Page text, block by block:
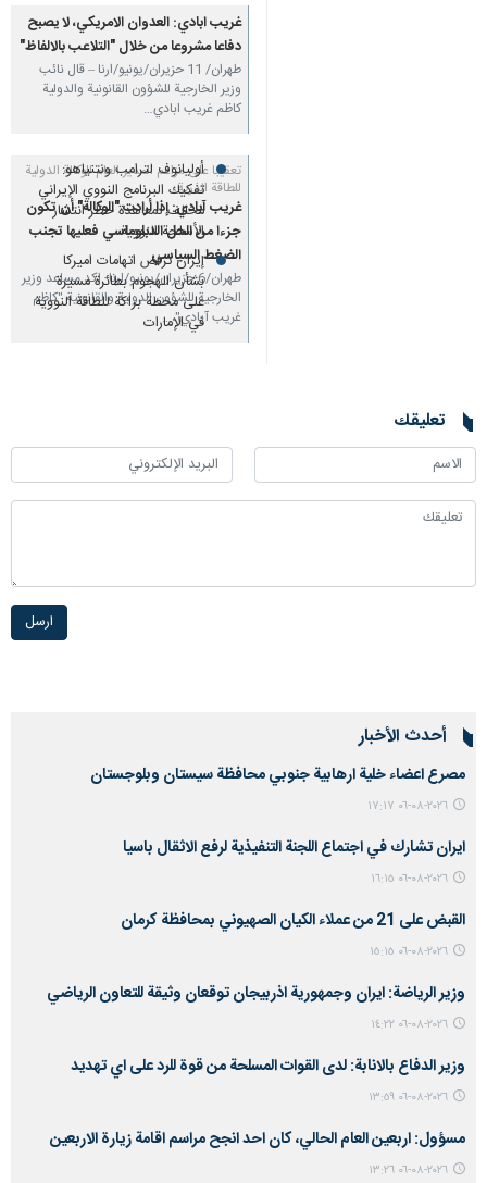
غريب ابادي: العدوان الامريكي، لا يصبح
دفاعا مشروعا من خلال "التلاعب بالالفاظ"
طهران/ 11 حزيران/يونيو/ارنا – قال نائب
وزير الخارجية للشؤون القانونية والدولية
كاظم غريب ابادي…
تعقيبا على مزاعم المدير العام للوكالة الدولية
للطاقة الذرية؛
غريب آبادي: إذا أرادت "الوكالة" أن تكون
جزءا من الحل الدبلوماسي فعليها تجنب
الضغط السياسي
طهران/6 حزيران/يونيو/ارنا- اكد مساعد وزير
الخارجية للشؤون الدولية والقانونية "كاظم
غريب‌ آبادي"،…
النووية يُطبع الهجمات على
المنشآت النووية
سفراء إيران والصين وروسيا
يجرون مشاورات مع غروسي
قبيل اجتماع مجلس
أوليانوف لترامب ونتنياهو:
تفكيك البرنامج النووي الإيراني
مخالف لمعاهدة حظر انتشار
الأسلحة النووية
إيران ترفض اتهامات اميركا
بشأن الهجوم بطائرة مسيرة
على محطة براكة للطاقة النووية
في الإمارات
تعليقك
ارسل
أحدث الأخبار
مصرع اعضاء خلية ارهابية جنوبي محافظة سيستان وبلوجستان
٢٠٢٦-٠٨-٠٦ ١٧:١٧
ايران تشارك في اجتماع اللجنة التنفيذية لرفع الاثقال باسيا
٢٠٢٦-٠٨-٠٦ ١٦:١٥
القبض على 21 من عملاء الكيان الصهيوني بمحافظة كرمان
٢٠٢٦-٠٨-٠٦ ١٥:١٥
وزير الرياضة: ايران وجمهورية اذربيجان توقعان وثيقة للتعاون الرياضي
٢٠٢٦-٠٨-٠٦ ١٤:٢٢
وزير الدفاع بالانابة: لدى القوات المسلحة من قوة للرد على اي تهديد
٢٠٢٦-٠٨-٠٦ ١٣:٥٩
مسؤول: اربعين العام الحالي، كان احد انجح مراسم اقامة زيارة الاربعين
٢٠٢٦-٠٨-٠٦ ١٣:٢٦